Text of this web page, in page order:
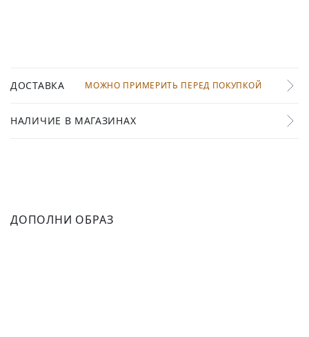
ДОСТАВКА МОЖНО ПРИМЕРИТЬ ПЕРЕД ПОКУПКОЙ
НАЛИЧИЕ В МАГАЗИНАХ
ДОПОЛНИ ОБРАЗ